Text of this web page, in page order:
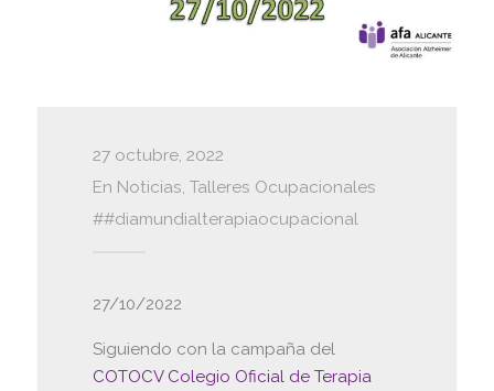
27 octubre, 2022
En Noticias, Talleres Ocupacionales
#diamundialterapiaocupacional
27/10/2022
Siguiendo con la campaña del
COTOCV Colegio Oficial de Terapia